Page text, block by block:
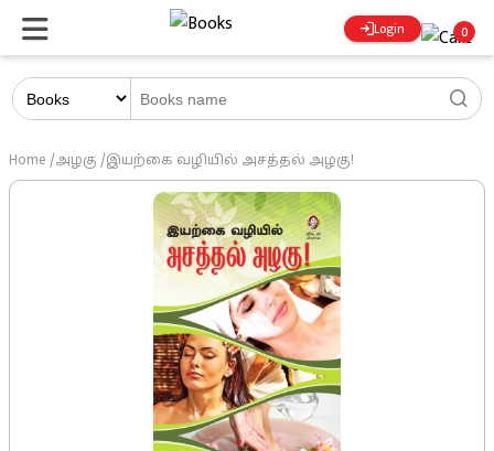
Login 0
Home /அழகு /இயற்கை வழியில் அசத்தல் அழகு!